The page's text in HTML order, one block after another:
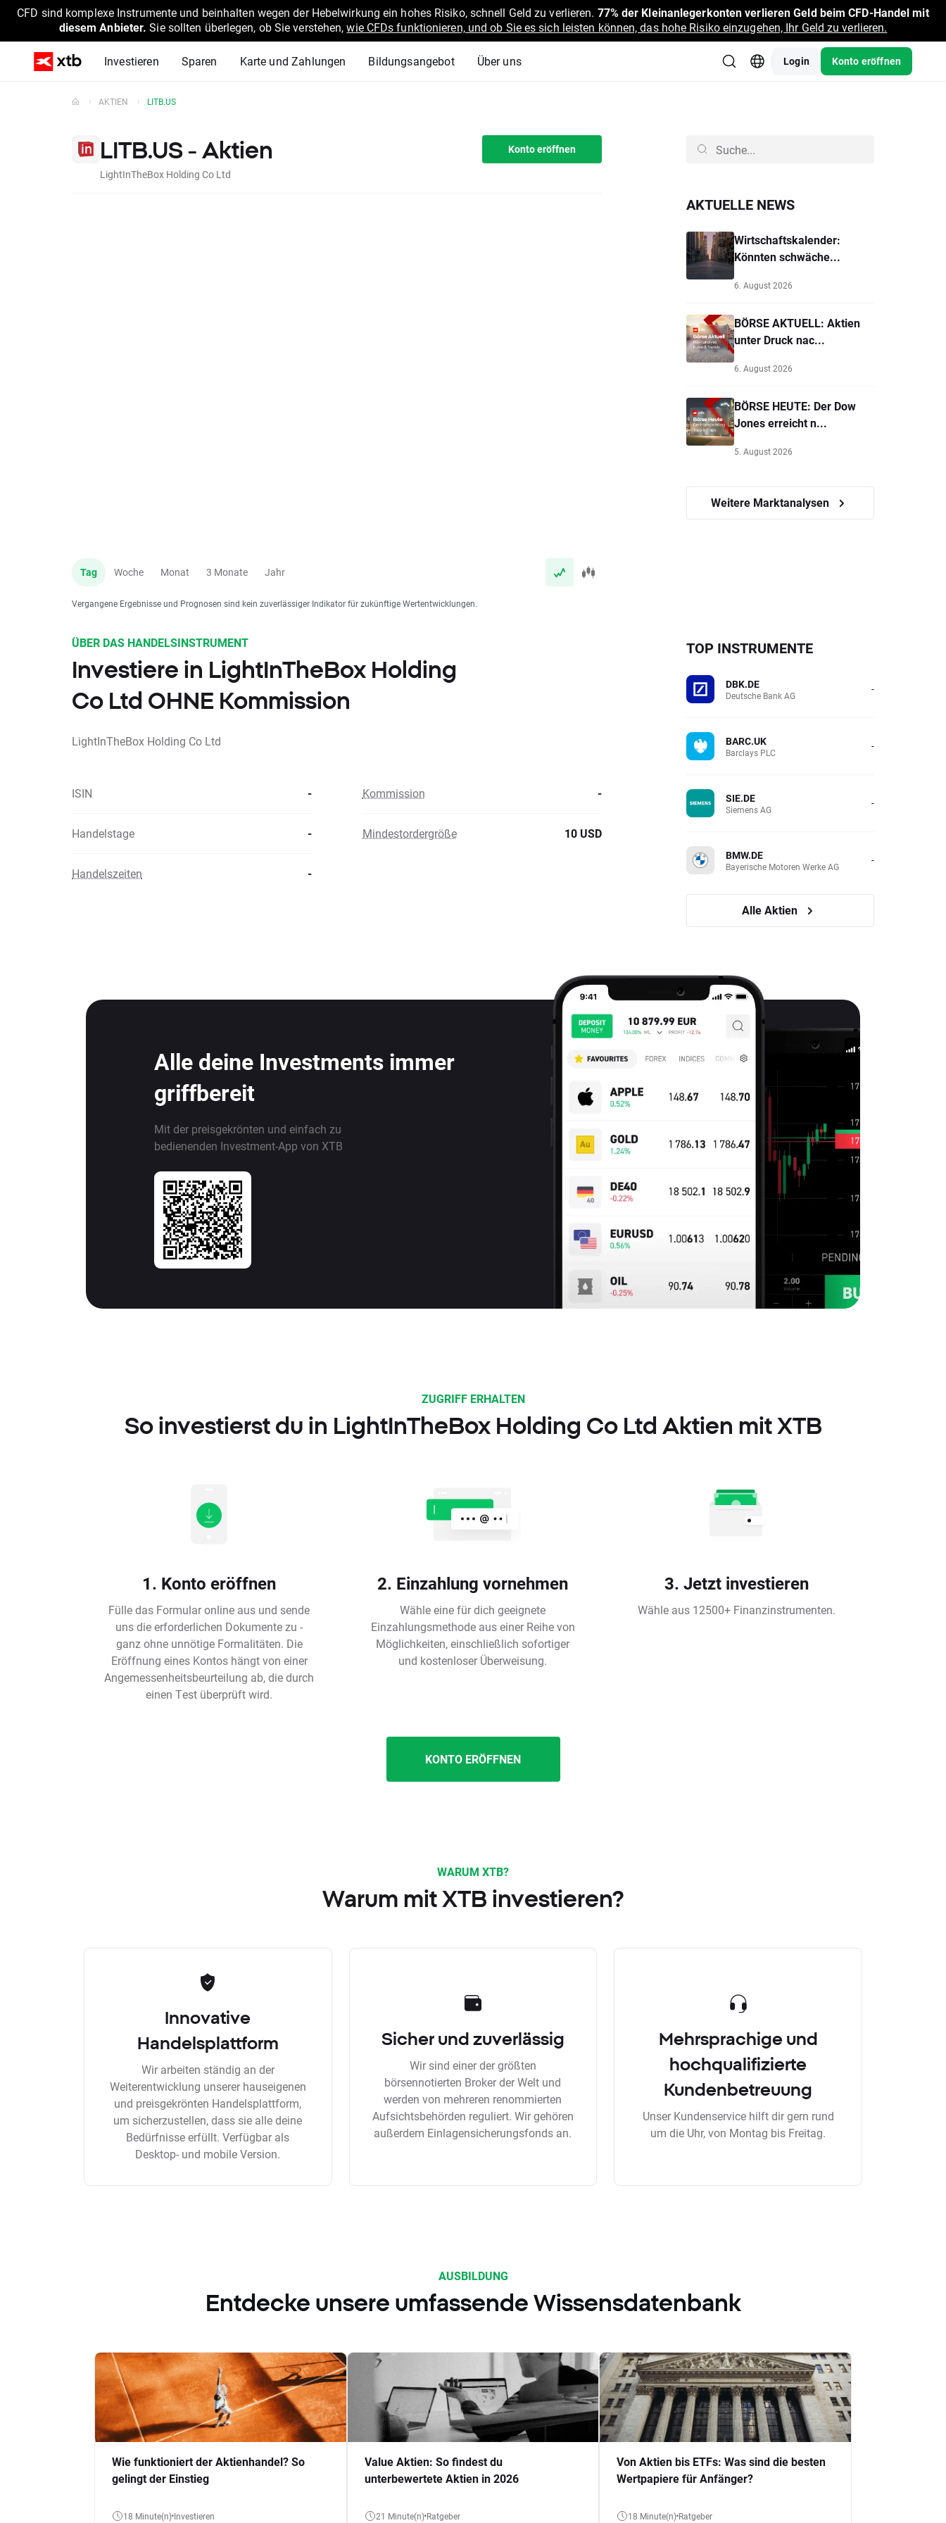
CFD sind komplexe Instrumente und beinhalten wegen der Hebelwirkung ein hohes Risiko, schnell Geld zu verlieren. 77% der Kleinanlegerkonten verlieren Geld beim CFD-Handel mit
diesem Anbieter. Sie sollten überlegen, ob Sie verstehen,wie CFDs funktionieren, und ob Sie es sich leisten können, das hohe Risiko einzugehen, Ihr Geld zu verlieren.
Investieren Sparen Karte und Zahlungen Bildungsangebot Über uns Login Konto eröffnen
AKTIEN LITB.US
LITB.US - Aktien
LightInTheBox Holding Co Ltd
Konto eröffnen
Tag Woche Monat 3 Monate Jahr
Vergangene Ergebnisse und Prognosen sind kein zuverlässiger Indikator für zukünftige Wertentwicklungen.
AKTUELLE NEWS
Wirtschaftskalender:
Könnten schwäche...
6. August 2026
BÖRSE AKTUELL: Aktien
unter Druck nac...
6. August 2026
BÖRSE HEUTE: Der Dow
Jones erreicht n...
5. August 2026
Weitere Marktanalysen
ÜBER DAS HANDELSINSTRUMENT
Investiere in LightInTheBox Holding
Co Ltd OHNE Kommission
LightInTheBox Holding Co Ltd
ISIN - Kommission -
Handelstage - Mindestordergröße 10 USD
Handelszeiten -
TOP INSTRUMENTE
DBK.DE
Deutsche Bank AG -
BARC.UK
Barclays PLC -
SIE.DE
Siemens AG -
BMW.DE
Bayerische Motoren Werke AG -
Alle Aktien
Alle deine Investments immer
griffbereit
Mit der preisgekrönten und einfach zu
bedienenden Investment-App von XTB
ZUGRIFF ERHALTEN
So investierst du in LightInTheBox Holding Co Ltd Aktien mit XTB
1. Konto eröffnen
Fülle das Formular online aus und sende
uns die erforderlichen Dokumente zu -
ganz ohne unnötige Formalitäten. Die
Eröffnung eines Kontos hängt von einer
Angemessenheitsbeurteilung ab, die durch
einen Test überprüft wird.
2. Einzahlung vornehmen
Wähle eine für dich geeignete
Einzahlungsmethode aus einer Reihe von
Möglichkeiten, einschließlich sofortiger
und kostenloser Überweisung.
3. Jetzt investieren
Wähle aus 12500+ Finanzinstrumenten.
KONTO ERÖFFNEN
WARUM XTB?
Warum mit XTB investieren?
Innovative
Handelsplattform
Wir arbeiten ständig an der
Weiterentwicklung unserer hauseigenen
und preisgekrönten Handelsplattform,
um sicherzustellen, dass sie alle deine
Bedürfnisse erfüllt. Verfügbar als
Desktop- und mobile Version.
Sicher und zuverlässig
Wir sind einer der größten
börsennotierten Broker der Welt und
werden von mehreren renommierten
Aufsichtsbehörden reguliert. Wir gehören
außerdem Einlagensicherungsfonds an.
Mehrsprachige und
hochqualifizierte
Kundenbetreuung
Unser Kundenservice hilft dir gern rund
um die Uhr, von Montag bis Freitag.
AUSBILDUNG
Entdecke unsere umfassende Wissensdatenbank
Wie funktioniert der Aktienhandel? So
gelingt der Einstieg
18 Minute(n) Investieren
Value Aktien: So findest du
unterbewertete Aktien in 2026
21 Minute(n) Ratgeber
Von Aktien bis ETFs: Was sind die besten
Wertpapiere für Anfänger?
18 Minute(n) Ratgeber